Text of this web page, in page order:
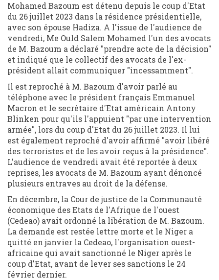
Mohamed Bazoum est détenu depuis le coup d'Etat
du 26 juillet 2023 dans la résidence présidentielle,
avec son épouse Hadiza. A l'issue de l'audience de
vendredi, Me Ould Salem Mohamed l'un des avocats
de M. Bazoum a déclaré "prendre acte de la décision"
et indiqué que le collectif des avocats de l'ex-
président allait communiquer "incessamment".
Il est reproché à M. Bazoum d'avoir parlé au
téléphone avec le président français Emmanuel
Macron et le secrétaire d'Etat américain Antony
Blinken pour qu'ils l'appuient "par une intervention
armée", lors du coup d'Etat du 26 juillet 2023. Il lui
est également reproché d'avoir affirmé "avoir libéré
des terroristes et de les avoir reçus à la présidence".
L'audience de vendredi avait été reportée à deux
reprises, les avocats de M. Bazoum ayant dénoncé
plusieurs entraves au droit de la défense.
En décembre, la Cour de justice de la Communauté
économique des Etats de l'Afrique de l'ouest
(Cedeao) avait ordonné la libération de M. Bazoum.
La demande est restée lettre morte et le Niger a
quitté en janvier la Cedeao, l'organisation ouest-
africaine qui avait sanctionné le Niger après le
coup d'Etat, avant de lever ses sanctions le 24
février dernier.